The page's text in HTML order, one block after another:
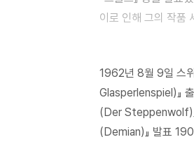
이로 인해 그의 작품
『클링조어의 마지
‘내면으로 가는 길’
헤세의 평생지기가 되
유희』 등 전 세계 독
1962년 8월, 제2의
1962년 8월 9일 스
Glasperlenspiel)』
(Der Steppenwolf)
(Demian)』 발표